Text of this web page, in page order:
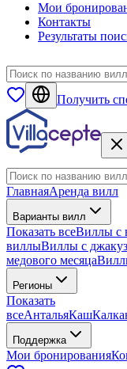
Мои
Контакты
Результаты
Получить
ГлавнаяАренда вилл
Варианты вилл
Показать всеВиллы с
виллыВиллы с
медового месяца
Регионы
Показать
всеАнтальяКаш
Поддержка
Мои бронирования